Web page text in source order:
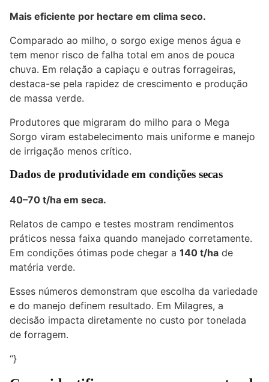
Mais eficiente por hectare em clima seco.
Comparado ao milho, o sorgo exige menos água e
tem menor risco de falha total em anos de pouca
chuva. Em relação a capiaçu e outras forrageiras,
destaca-se pela rapidez de crescimento e produção
de massa verde.
Produtores que migraram do milho para o Mega
Sorgo viram estabelecimento mais uniforme e manejo
de irrigação menos crítico.
Dados de produtividade em condições secas
40–70 t/ha em seca.
Relatos de campo e testes mostram rendimentos
práticos nessa faixa quando manejado corretamente.
Em condições ótimas pode chegar a 140 t/ha de
matéria verde.
Esses números demonstram que escolha da variedade
e do manejo definem resultado. Em Milagres, a
decisão impacta diretamente no custo por tonelada
de forragem.
“}